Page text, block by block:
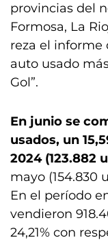
provincias del
Formosa, La
reza el informe
auto usado
Gol”.
En junio se
usados, un
2024 (123.882
mayo (154.830
En el período
vendieron
24,21% con